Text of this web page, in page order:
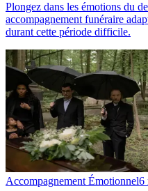
Plongez dans les émotions du
accompagnement funéraire
durant cette période difficile.
Accompagnement Émotionnel6